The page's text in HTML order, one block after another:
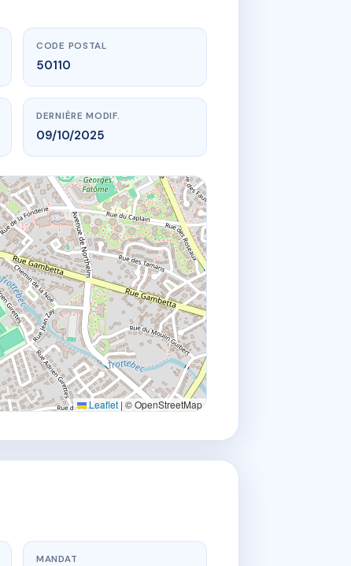
CODE POSTAL
50110
DERNIÈRE MODIF.
09/10/2025
Leaflet | © OpenStreetMap
MANDAT